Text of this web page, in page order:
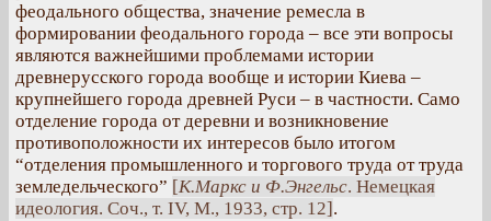
феодального общества, значение ремесла в
формировании феодального города – все эти вопросы
являются важнейшими проблемами истории
древнерусского города вообще и истории Киева –
крупнейшего города древней Руси – в частности. Само
отделение города от деревни и возникновение
противоположности их интересов было итогом
“отделения промышленного и торгового труда от труда
земледельческого” [К.Маркс и Ф.Энгельс. Немецкая
идеология. Соч., т. IV, М., 1933, стр. 12].